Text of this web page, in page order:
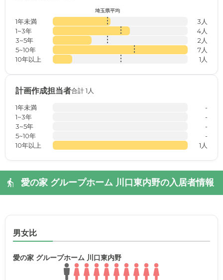
埼玉県平均
1年未満
3人
1~3年
4人
3~5年
2人
5~10年
7人
10年以上
1人
計画作成担当者合計 1人
1年未満
-
1~3年
-
3~5年
-
5~10年
-
10年以上
1人
愛の家 グループホーム 川口東内野の入居者情報
男女比
愛の家 グループホーム 川口東内野